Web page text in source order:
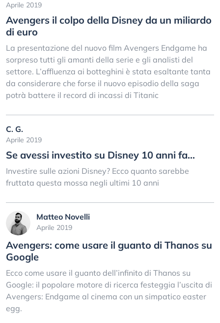
Aprile 2019
Avengers il colpo della Disney da un miliardo
di euro
La presentazione del nuovo film Avengers Endgame ha
sorpreso tutti gli amanti della serie e gli analisti del
settore. L’affluenza ai botteghini è stata esaltante tanta
da considerare che forse il nuovo episodio della saga
potrà battere il record di incassi di Titanic
C. G.
Aprile 2019
Se avessi investito su Disney 10 anni fa...
Investire sulle azioni Disney? Ecco quanto sarebbe
fruttata questa mossa negli ultimi 10 anni
Matteo Novelli
Aprile 2019
Avengers: come usare il guanto di Thanos su
Google
Ecco come usare il guanto dell’infinito di Thanos su
Google: il popolare motore di ricerca festeggia l’uscita di
Avengers: Endgame al cinema con un simpatico easter
egg.